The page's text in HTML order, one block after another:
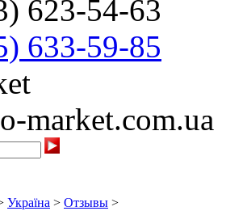
623-54-63
633-59-85
market.com.ua
Україна > Отзывы >